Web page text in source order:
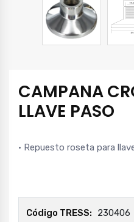
CAMPANA
LLAVE PASO
• Repuesto roseta para
Código TRESS: 230406